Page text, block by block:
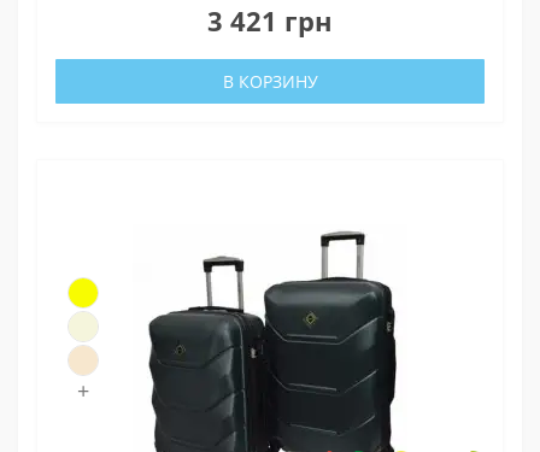
3 421 грн
В КОРЗИНУ
+